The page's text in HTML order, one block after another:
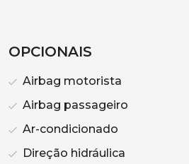
OPCIONAIS
Airbag motorista
Airbag passageiro
Ar-condicionado
Direção hidráulica